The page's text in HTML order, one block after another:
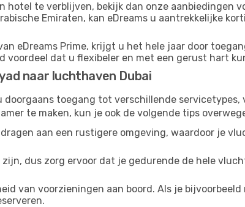
hotel te verblijven, bekijk dan onze aanbiedingen
Emiraten, kan eDreams u aantrekkelijke
eDreams Prime, krijgt u het hele jaar door
voordeel dat u flexibeler en met een gerust hart
naar luchthaven Dubai
toegang tot verschillende servicetypes,
te maken, kun je ook de volgende tips
aan een rustigere omgeving, waardoor je
dus zorg ervoor dat je gedurende de hele
van voorzieningen aan boord. Als je